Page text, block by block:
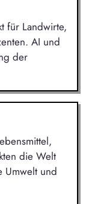
für Landwirte,
AI und
der
die Welt
Umwelt und